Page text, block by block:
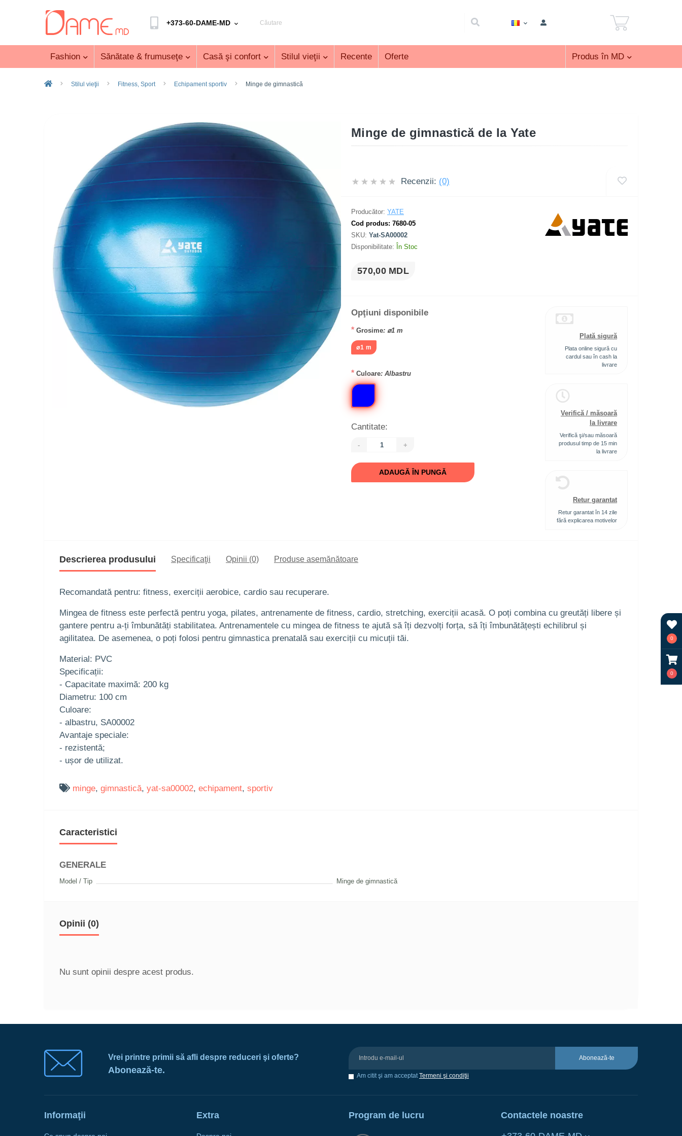
0
0
+373-60-DAME-MD
Fashion Sănătate & frumuseţe Casă şi confort Stilul vieţii Recente Oferte Produs în MD
Stilul vieţii Fitness, Sport Echipament sportiv Minge de gimnastică
Minge de gimnastică de la Yate
Recenzii: (0)
Producător: YATE
Cod produs: 7680-05
SKU: Yat-SA00002
Disponibilitate: În Stoc
570,00 MDL
Opţiuni disponibile
* Grosime: ⌀1 m
⌀1 m
* Culoare: Albastru
Cantitate:
- +
ADAUGĂ ÎN PUNGĂ
Plată sigură
Plata online sigură cu
cardul sau în cash la
livrare
Verifică / măsoară
la livrare
Verifică şi/sau măsoară
produsul timp de 15 min
la livrare
Retur garantat
Retur garantat în 14 zile
fără explicarea motivelor
Descrierea produsului Specificaţii Opinii (0) Produse asemănătoare
Recomandată pentru: fitness, exerciții aerobice, cardio sau recuperare.
Mingea de fitness este perfectă pentru yoga, pilates, antrenamente de fitness, cardio, stretching, exerciții acasă. O poți combina cu greutăți libere și
gantere pentru a-ți îmbunătăți stabilitatea. Antrenamentele cu mingea de fitness te ajută să îți dezvolți forța, să îți îmbunătățești echilibrul și
agilitatea. De asemenea, o poți folosi pentru gimnastica prenatală sau exerciții cu micuții tăi.
Material: PVC
Specificații:
- Capacitate maximă: 200 kg
Diametru: 100 cm
Culoare:
- albastru, SA00002
Avantaje speciale:
- rezistentă;
- ușor de utilizat.
minge, gimnastică, yat-sa00002, echipament, sportiv
Caracteristici
GENERALE
Model / Tip Minge de gimnastică
Opinii (0)
Nu sunt opinii despre acest produs.
Vrei printre primii să afli despre reduceri şi oferte?
Abonează-te.
Abonează-te
Am citit şi am acceptatTermeni şi condiţii
Informaţii Extra Program de lucru Contactele noastre